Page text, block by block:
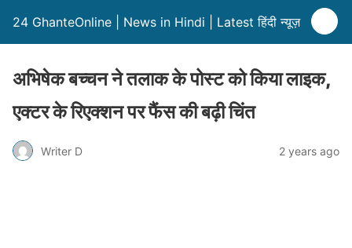
24 GhanteOnline | News in Hindi | Latest हिंदी न्यूज़
अभिषेक बच्चन ने तलाक के पोस्ट को किया लाइक,
एक्टर के रिएक्शन पर फैंस की बढ़ी चिंत
Writer D 2 years ago